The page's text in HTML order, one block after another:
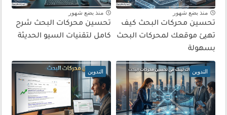
منذ بضع شهور
تحسين محركات البحث كيف
تهيئ موقعك لمحركات البحث
بسهولة
منذ بضع شهور
تحسين محركات البحث شرح
كامل لتقنيات السيو الحديثة
التدوين التدوين